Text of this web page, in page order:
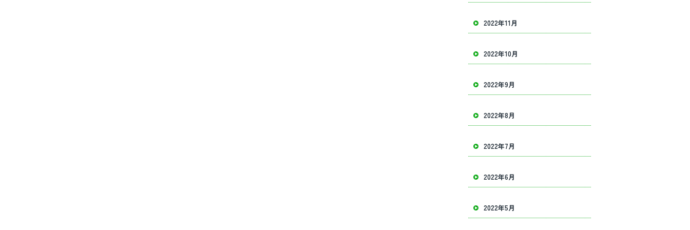
2022年11月
2022年10月
2022年9月
2022年8月
2022年7月
2022年6月
2022年5月